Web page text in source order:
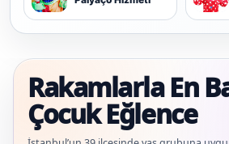
Rakamlarla En
Çocuk Eğlence